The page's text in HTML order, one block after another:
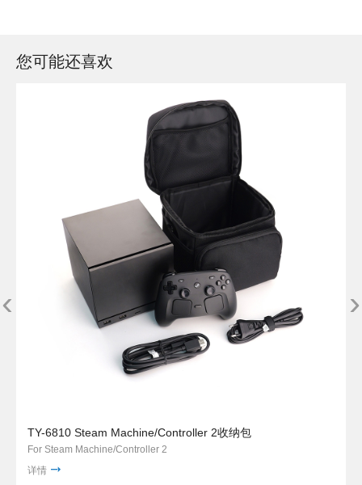
您可能还喜欢
TY-6810 Steam Machine/Controller 2收纳包
For Steam Machine/Controller 2
详情
‹ ›